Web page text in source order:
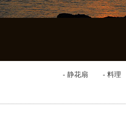
- 静花扇 - 料理